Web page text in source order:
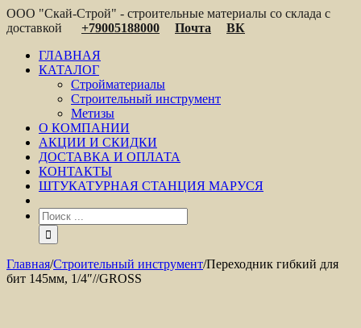
ООО "Скай-Строй" - строительные материалы со склада с
доставкой
+79005188000 Почта
ВК
ГЛАВНАЯ
КАТАЛОГ
Стройматериалы
Строительный инструмент
Метизы
О КОМПАНИИ
АКЦИИ И СКИДКИ
ДОСТАВКА И ОПЛАТА
КОНТАКТЫ
ШТУКАТУРНАЯ СТАНЦИЯ МАРУСЯ
Главная/Строительный инструмент/Переходник гибкий для
бит 145мм, 1/4″//GROSS